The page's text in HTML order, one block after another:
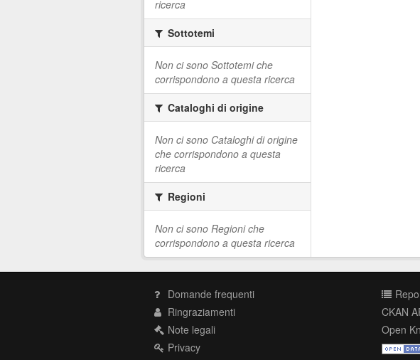
ricerca
Sottotemi
Non ci sono Sottotemi che
corrispondono a questa ricerca
Cataloghi di origine
Non ci sono Cataloghi di origine
che corrispondono a questa
ricerca
Regioni
Non ci sono Regioni che
corrispondono a questa ricerca
Domande frequenti
Ringraziamenti
Note legali
Privacy
CKAN
Open